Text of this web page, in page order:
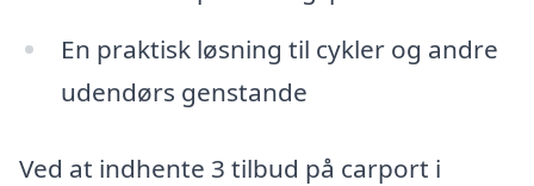
En praktisk løsning til cykler og andre
udendørs genstande
Ved at indhente 3 tilbud på carport i